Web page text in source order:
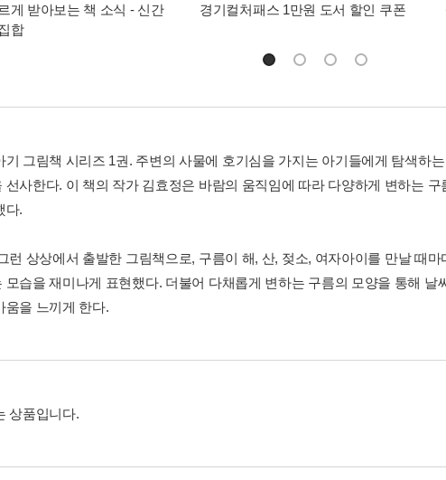
게 받아보는 책 소식 - 신간
합
경기컬처패스 1만원 도서 할인 쿠폰
기 그림책 시리즈 1권. 주변의 사물에 호기심을 가지는 아기들에게 탐색하
선사한다. 이 책의 작가 김효정은 바람의 움직임에 따라 다양하게 변하는
다.
런 상상에서 출발한 그림책으로, 구름이 해, 산, 젖소, 여자아이를 만날 때
모습을 재미나게 표현했다. 더불어 다채롭게 변하는 구름의 모양을 통해 날
움을 느끼게 한다.
상품입니다.